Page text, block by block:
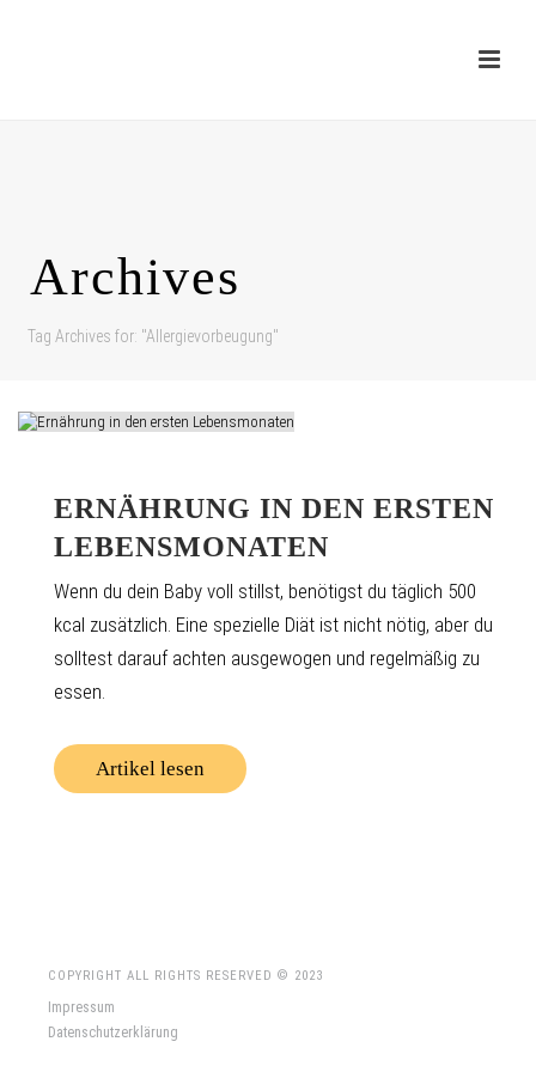
Archives
Tag Archives for: "Allergievorbeugung"
ERNÄHRUNG IN DEN ERSTEN
LEBENSMONATEN
Wenn du dein Baby voll stillst, benötigst du täglich 500
kcal zusätzlich. Eine spezielle Diät ist nicht nötig, aber du
solltest darauf achten ausgewogen und regelmäßig zu
essen.
Artikel lesen
COPYRIGHT ALL RIGHTS RESERVED © 2023
Impressum
Datenschutzerklärung